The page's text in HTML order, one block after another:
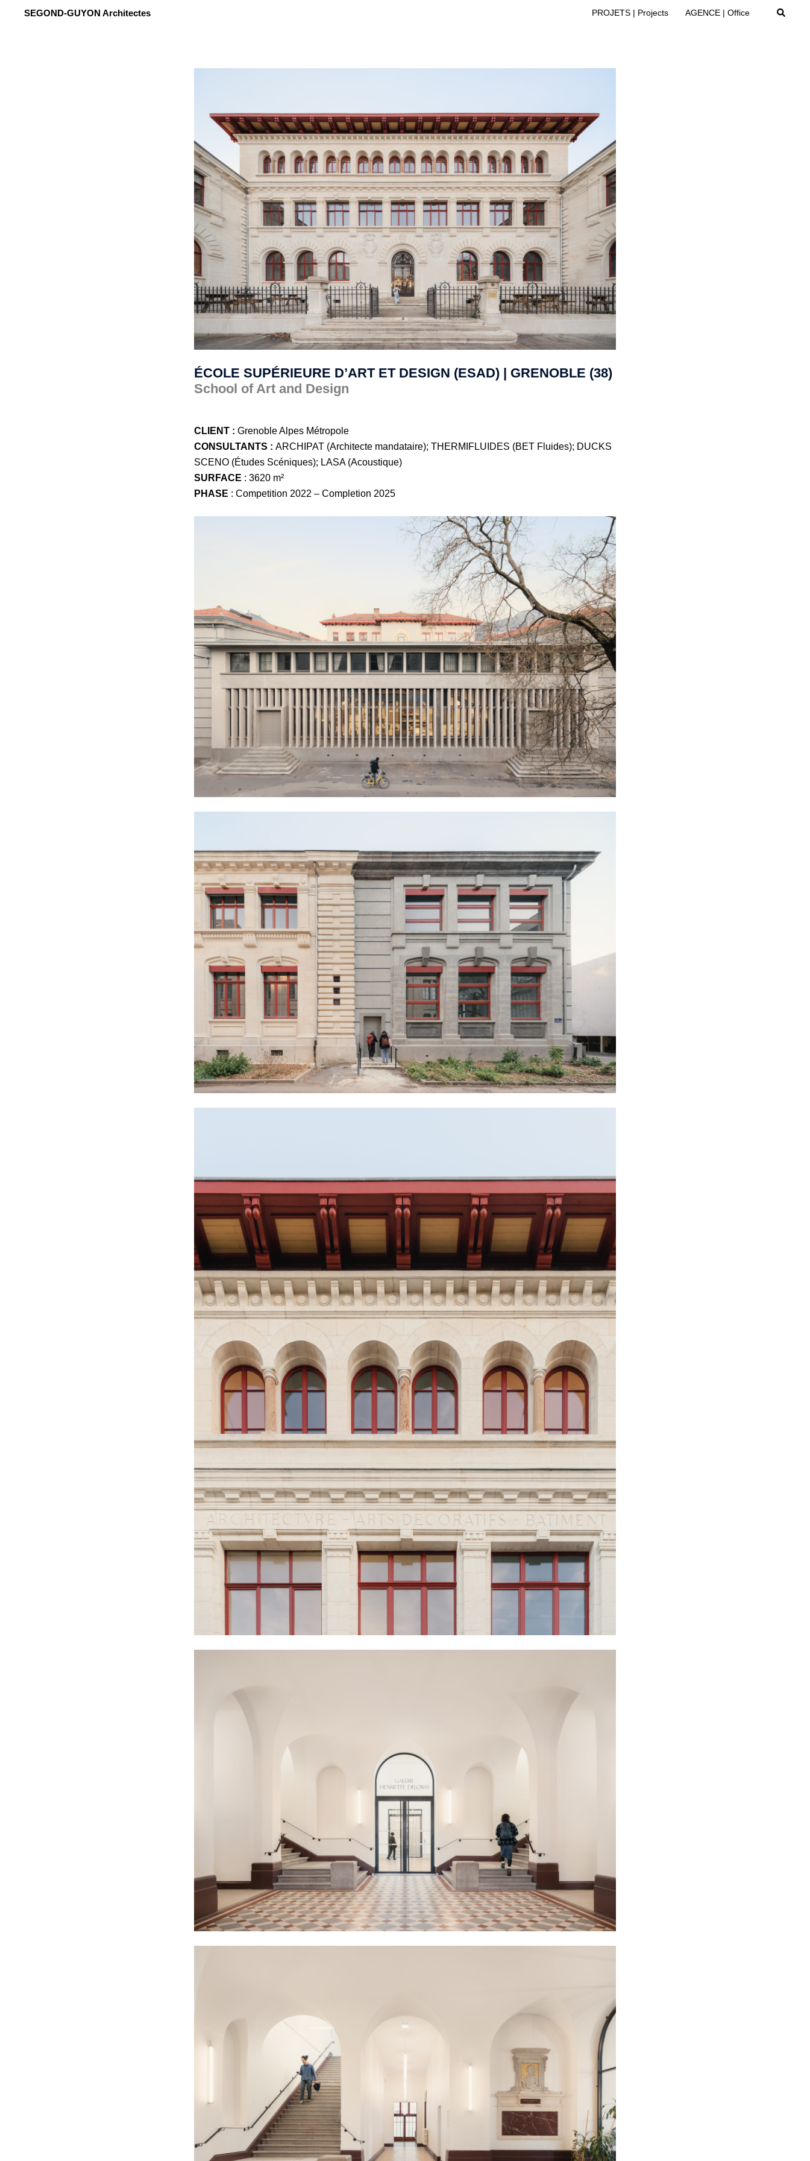
SEGOND-GUYON Architectes PROJETS | Projects AGENCE | Office
ÉCOLE SUPÉRIEURE D’ART ET DESIGN (ESAD) | GRENOBLE (38)
School of Art and Design
CLIENT : Grenoble Alpes Métropole
CONSULTANTS : ARCHIPAT (Architecte mandataire); THERMIFLUIDES (BET Fluides); DUCKS
SCENO (Études Scéniques); LASA (Acoustique)
SURFACE : 3620 m²
PHASE : Competition 2022 – Completion 2025